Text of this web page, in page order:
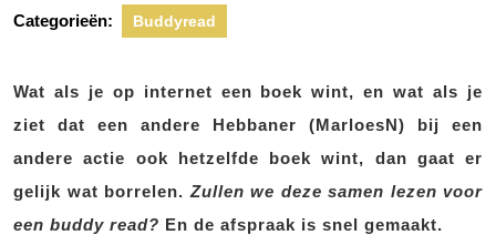
Categorieën: Buddyread
Wat als je op internet een boek wint, en wat als je
ziet dat een andere Hebbaner (MarloesN) bij een
andere actie ook hetzelfde boek wint, dan gaat er
gelijk wat borrelen. Zullen we deze samen lezen voor
een buddy read? En de afspraak is snel gemaakt.